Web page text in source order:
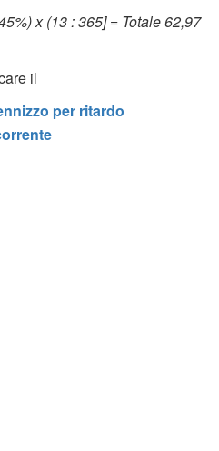
x (13 : 365] = Totale 62,97
il
per ritardo